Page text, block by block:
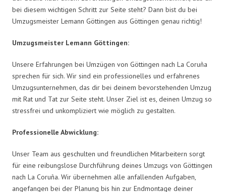
bei diesem wichtigen Schritt zur Seite steht? Dann bist du bei
Umzugsmeister Lemann Göttingen aus Göttingen genau richtig!
Umzugsmeister Lemann Göttingen:
Unsere Erfahrungen bei Umzügen von Göttingen nach La Coruña
sprechen für sich. Wir sind ein professionelles und erfahrenes
Umzugsunternehmen, das dir bei deinem bevorstehenden Umzug
mit Rat und Tat zur Seite steht. Unser Ziel ist es, deinen Umzug so
stressfrei und unkompliziert wie möglich zu gestalten.
Professionelle Abwicklung:
Unser Team aus geschulten und freundlichen Mitarbeitern sorgt
für eine reibungslose Durchführung deines Umzugs von Göttingen
nach La Coruña. Wir übernehmen alle anfallenden Aufgaben,
angefangen bei der Planung bis hin zur Endmontage deiner